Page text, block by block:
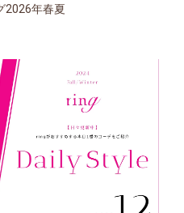
2026年春夏